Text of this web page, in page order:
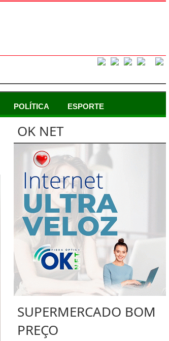
POLÍTICA ESPORTE
OK NET
SUPERMERCADO BOM
PREÇO